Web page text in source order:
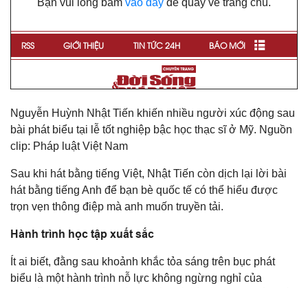
Nguyễn Huỳnh Nhật Tiến khiến nhiều người xúc động sau
bài phát biểu tại lễ tốt nghiệp bậc học thạc sĩ ở Mỹ. Nguồn
clip: Pháp luật Việt Nam
Sau khi hát bằng tiếng Việt, Nhật Tiến còn dịch lại lời bài
hát bằng tiếng Anh để bạn bè quốc tế có thể hiểu được
trọn vẹn thông điệp mà anh muốn truyền tải.
Hành trình học tập xuất sắc
Ít ai biết, đằng sau khoảnh khắc tỏa sáng trên bục phát
biểu là một hành trình nỗ lực không ngừng nghỉ của